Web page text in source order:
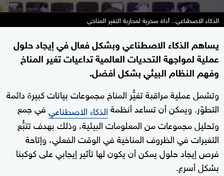
الذكاء الاصطناعي.. أداة سحرية لمحاربة التغير المناخي
يساهم الذكاء الاصطناعي وبشكل فعال في إيجاد حلول
عملية لمواجهة التحديات العالمية تداعيات تغير المناخ
وفهم النظام البيئي بشكل أفضل.
وتشمل عملية مراقبة تغيُّر المناخ مجموعات بيانات كبيرة دائمة
التطوّر. ويمكن أن تساعد أنظمةالذكاء الاصطناعيفي جمع
وتحليل مجموعات من المعلومات البيئية، وذلك بهدف تتبُّع
التغيرات في الظروف المناخية في الوقت الفعلي، وإتاحة
فرص إيجاد حلول يمكن أن يكون لها تأثير إيجابي على كوكبنا
بشكل أسرع.